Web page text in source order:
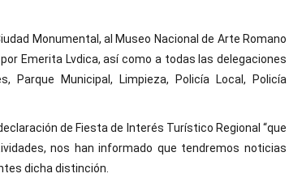
Monumental, al Museo Nacional de Arte Romano
Emerita Lvdica, así como a todas las delegaciones
Parque Municipal, Limpieza, Policía Local, Policía
de Fiesta de Interés Turístico Regional “que
nos han informado que tendremos noticias
dicha distinción.